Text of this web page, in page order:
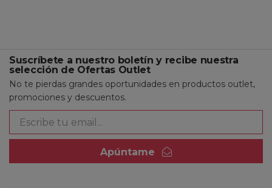
Suscríbete a nuestro boletín y recibe nuestra
selección de Ofertas Outlet
No te pierdas grandes oportunidades en productos outlet,
promociones y descuentos.
Apúntame